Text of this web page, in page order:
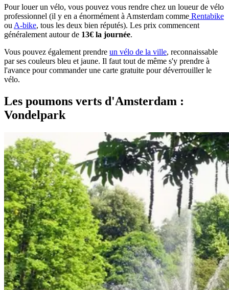
Pour louer un vélo, vous pouvez vous rendre chez un loueur de vélo
professionnel (il y en a énormément à Amsterdam comme Rentabike
ouA-bike, tous les deux bien réputés). Les prix commencent
généralement autour de 13€ la journée.
Vous pouvez également prendre un vélo de la ville, reconnaissable
par ses couleurs bleu et jaune. Il faut tout de même s'y prendre à
l'avance pour commander une carte gratuite pour déverrouiller le
vélo.
Les poumons verts d'Amsterdam :
Vondelpark